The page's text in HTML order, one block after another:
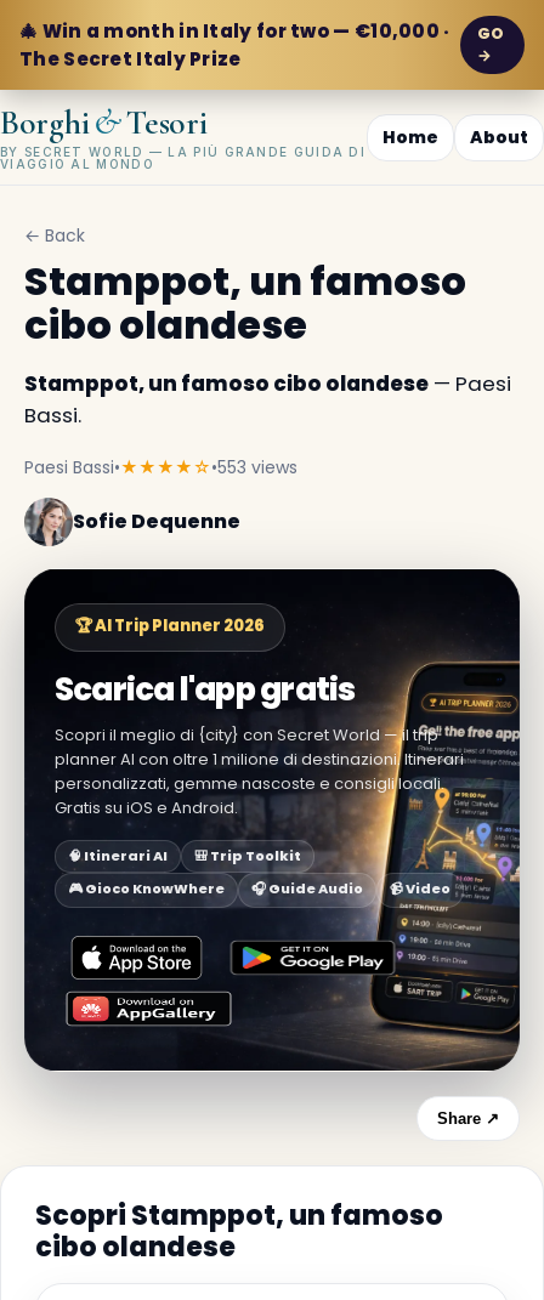
🎄 Win a month in Italy for two — €10,000 ·
The Secret Italy Prize
GO
→
Borghi&Tesori
BY SECRET WORLD — LA PIÙ GRANDE GUIDA DI
VIAGGIO AL MONDO
Home About
← Back
Stamppot, un famoso
cibo olandese
Stamppot, un famoso cibo olandese — Paesi
Bassi.
Paesi Bassi•★★★★☆•553 views
Sofie Dequenne
🏆 AI Trip Planner 2026
Scarica l'app gratis
Scopri il meglio di {city} con Secret World — il trip
planner AI con oltre 1 milione di destinazioni. Itinerari
personalizzati, gemme nascoste e consigli locali.
Gratis su iOS e Android.
🧠 Itinerari AI
🎒 Trip Toolkit
🎮 Gioco KnowWhere
🎧 Guide Audio 📹 Video
Share ↗
Scopri Stamppot, un famoso
cibo olandese